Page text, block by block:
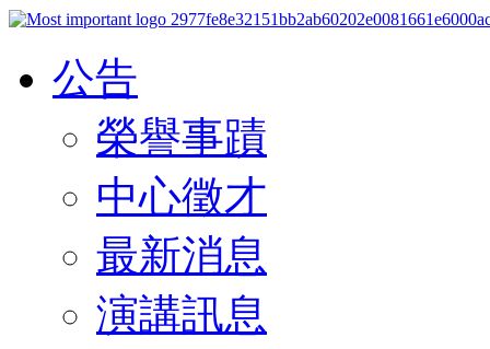
公告
榮譽事蹟
中心徵才
最新消息
演講訊息